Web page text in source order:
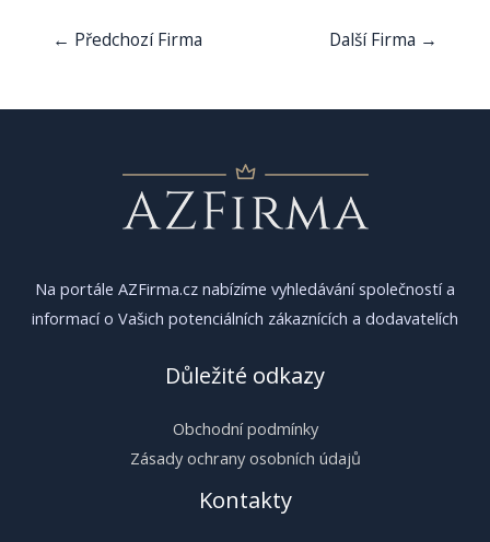
Navigace
← Předchozí Firma Další Firma →
Na portále AZFirma.cz nabízíme vyhledávání společností a
informací o Vašich potenciálních zákaznících a dodavatelích
Důležité odkazy
Obchodní podmínky
Zásady ochrany osobních údajů
Kontakty